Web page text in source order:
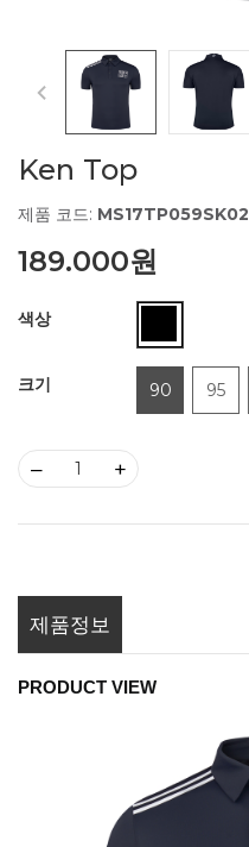
Ken Top
제품 코드: MS17TP059SK02
189.000원
색상
크기 90 95
– +
제품정보
PRODUCT VIEW